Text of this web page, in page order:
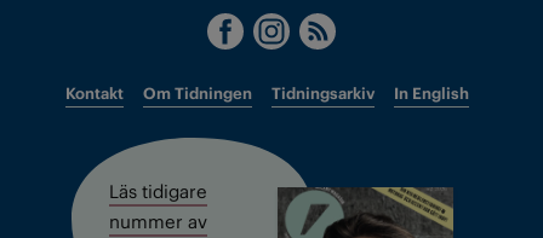
Kontakt Om Tidningen Tidningsarkiv In English
Läs tidigare
nummer av